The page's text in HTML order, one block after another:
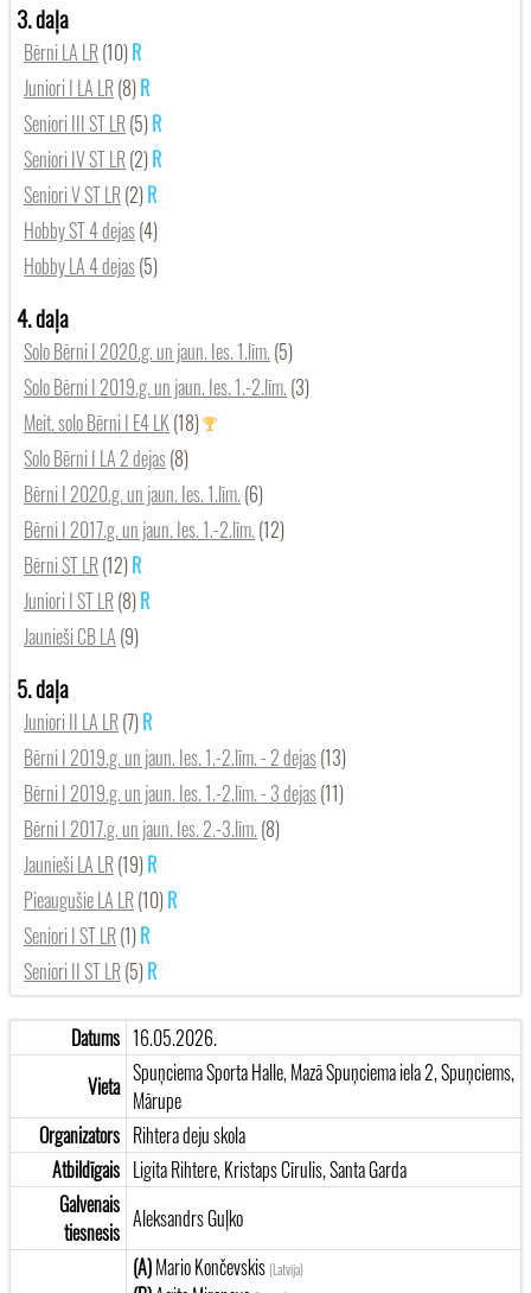
3. daļa
Bērni LA LR(10)
Juniori I LA LR(8)
Seniori III ST LR(5)
Seniori IV ST LR(2)
Seniori V ST LR(2)
Hobby ST 4 dejas(4)
Hobby LA 4 dejas(5)
4. daļa
Solo Bērni I 2020.g. un jaun. Ies. 1.līm.(5)
Solo Bērni I 2019.g. un jaun. Ies. 1.-2.līm.(3)
Meit. solo Bērni I E4 LK(18)
Solo Bērni I LA 2 dejas(8)
Bērni I 2020.g. un jaun. Ies. 1.līm.(6)
Bērni I 2017.g. un jaun. Ies. 1.-2.līm.(12)
Bērni ST LR(12)
Juniori I ST LR(8)
Jaunieši CB LA (9)
5. daļa
Juniori II LA LR(7)
Bērni I 2019.g. un jaun. Ies. 1.-2.līm. - 2 dejas(13)
Bērni I 2019.g. un jaun. Ies. 1.-2.līm. - 3 dejas(11)
Bērni I 2017.g. un jaun. Ies. 2.-3.līm.(8)
Jaunieši LA LR(19)
Pieaugušie LA LR(10)
Seniori I ST LR(1)
Seniori II ST LR(5)
Datums 16.05.2026.
Vieta Spuņciema Sporta Halle, Mazā Spuņciema iela 2, Spuņciems,
Mārupe
Organizators Rihtera deju skola
Atbildīgais Ligita Rihtere, Kristaps Cīrulis, Santa Garda
Galvenais
tiesnesis Aleksandrs Guļko
(A)Mario Končevskis (Latvija)